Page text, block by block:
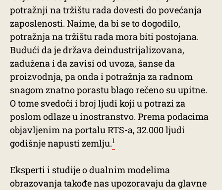
potražnji na tržištu rada dovesti do povećanja
zaposlenosti. Naime, da bi se to dogodilo,
potražnja na tržištu rada mora biti postojana.
Budući da je država deindustrijalizovana,
zadužena i da zavisi od uvoza, šanse da
proizvodnja, pa onda i potražnja za radnom
snagom znatno porastu blago rečeno su upitne.
O tome svedoči i broj ljudi koji u potrazi za
poslom odlaze u inostranstvo. Prema podacima
objavljenim na portalu RTS-a, 32.000 ljudi
godišnje napusti zemlju.1
Eksperti i studije o dualnim modelima
obrazovanja takođe nas upozoravaju da glavne